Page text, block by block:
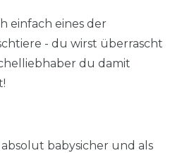
einfach eines der
- du wirst überrascht
du damit
absolut babysicher und als